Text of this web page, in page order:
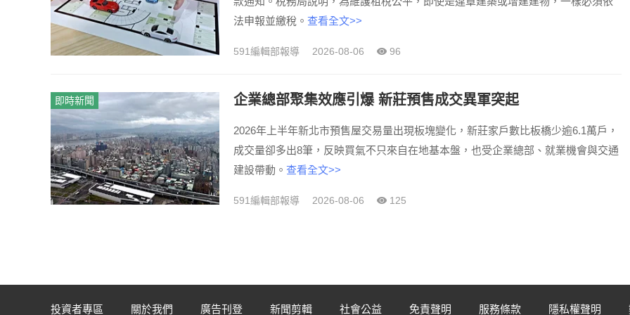
法申報並繳稅。 查看全文>>
591編輯部報導 2026-08-06 96
即時新聞 企業總部聚集效應引爆 新莊預售成交異軍突起
2026年上半年新北市預售屋交易量出現板塊變化，新莊家戶數比板橋少逾6.1萬戶，
成交量卻多出8筆，反映買氣不只來自在地基本盤，也受企業總部、就業機會與交通
建設帶動。 查看全文>>
591編輯部報導 2026-08-06 125
投資者專區 關於我們 廣告刊登 新聞剪輯 社會公益 免責聲明 服務條款 隱私權聲明